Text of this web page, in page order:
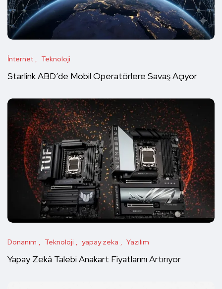
İnternet Teknoloji
Starlink ABD’de Mobil Operatörlere Savaş Açıyor
Donanım Teknoloji yapay zeka Yazılım
Yapay Zekâ Talebi Anakart Fiyatlarını Artırıyor